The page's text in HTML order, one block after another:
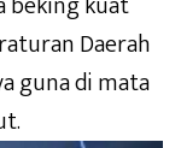
Daerah
guna di mata